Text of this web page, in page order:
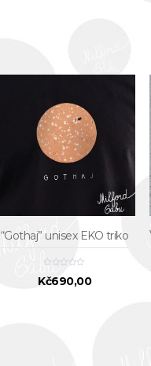
“Gothaj” unisex EKO triko
Kč690,00